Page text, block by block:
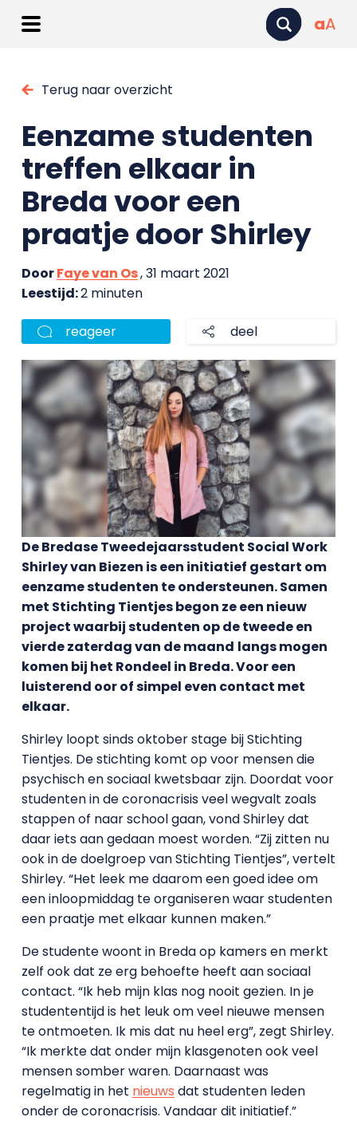
aA
Terug naar overzicht
Eenzame studenten
treffen elkaar in
Breda voor een
praatje door Shirley
DoorFaye van Os, 31 maart 2021
Leestijd:2 minuten
reageer deel
De Bredase Tweedejaarsstudent Social Work
Shirley van Biezen is een initiatief gestart om
eenzame studenten te ondersteunen. Samen
met Stichting Tientjes begon ze een nieuw
project waarbij studenten op de tweede en
vierde zaterdag van de maand langs mogen
komen bij het Rondeel in Breda. Voor een
luisterend oor of simpel even contact met
elkaar.
Shirley loopt sinds oktober stage bij Stichting
Tientjes. De stichting komt op voor mensen die
psychisch en sociaal kwetsbaar zijn. Doordat voor
studenten in de coronacrisis veel wegvalt zoals
stappen of naar school gaan, vond Shirley dat
daar iets aan gedaan moest worden. “Zij zitten nu
ook in de doelgroep van Stichting Tientjes”, vertelt
Shirley. “Het leek me daarom een goed idee om
een inloopmiddag te organiseren waar studenten
een praatje met elkaar kunnen maken.”
De studente woont in Breda op kamers en merkt
zelf ook dat ze erg behoefte heeft aan sociaal
contact. “Ik heb mijn klas nog nooit gezien. In je
studententijd is het leuk om veel nieuwe mensen
te ontmoeten. Ik mis dat nu heel erg”, zegt Shirley.
“Ik merkte dat onder mijn klasgenoten ook veel
mensen somber waren. Daarnaast was
regelmatig in het nieuws dat studenten leden
onder de coronacrisis. Vandaar dit initiatief.”